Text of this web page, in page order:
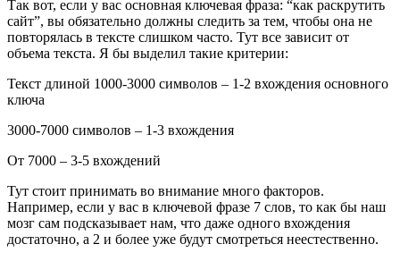
Так вот, если у вас основная ключевая фраза: “как раскрутить
сайт”, вы обязательно должны следить за тем, чтобы она не
повторялась в тексте слишком часто. Тут все зависит от
объема текста. Я бы выделил такие критерии:
Текст длиной 1000-3000 символов – 1-2 вхождения основного
ключа
3000-7000 символов – 1-3 вхождения
От 7000 – 3-5 вхождений
Тут стоит принимать во внимание много факторов.
Например, если у вас в ключевой фразе 7 слов, то как бы наш
мозг сам подсказывает нам, что даже одного вхождения
достаточно, а 2 и более уже будут смотреться неестественно.